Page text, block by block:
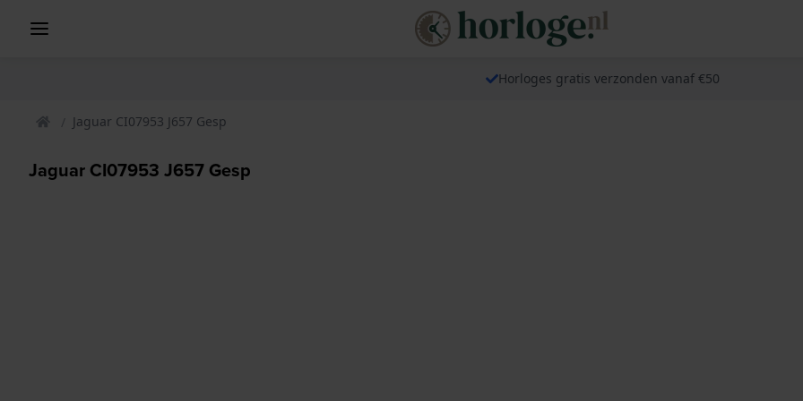
Horloges gratis verzonden vanaf €50
Jaguar CI07953 J657 Gesp
Jaguar CI07953 J657 Gesp